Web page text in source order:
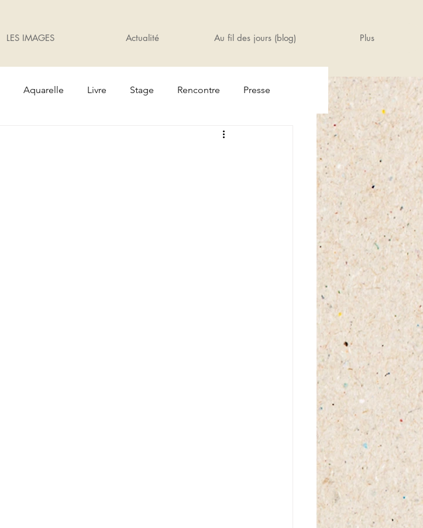
LES IMAGES Actualité Au fil des jours (blog) Plus
Aquarelle Livre Stage Rencontre Presse